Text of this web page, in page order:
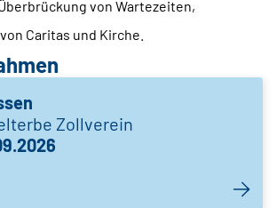
von Wartezeiten,
Caritas und Kirche.
Zollverein